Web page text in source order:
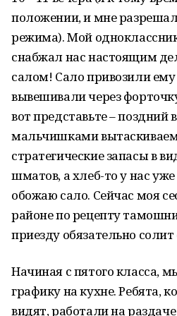
положении, и мне
режима). Мой
снабжал нас настоящим
салом! Сало привозили
вывешивали через
вот представьте – поздний
мальчишками вытаскиваем
стратегические запасы в
шматов, а хлеб-то у нас уже
обожаю сало. Сейчас моя
районе по рецепту
приезду обязательно солит
Начиная с пятого класса,
графику на кухне. Ребята,
видят, работали на